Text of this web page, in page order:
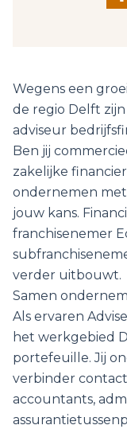
Wegens een
de regio Delft
adviseur
Ben jij
zakelijke
ondernemen
jouw kans.
franchisenemer
verder uitbouwt.
Samen
Als ervaren
het werkgebied
portefeuille. Jij
verbinder
accountants,